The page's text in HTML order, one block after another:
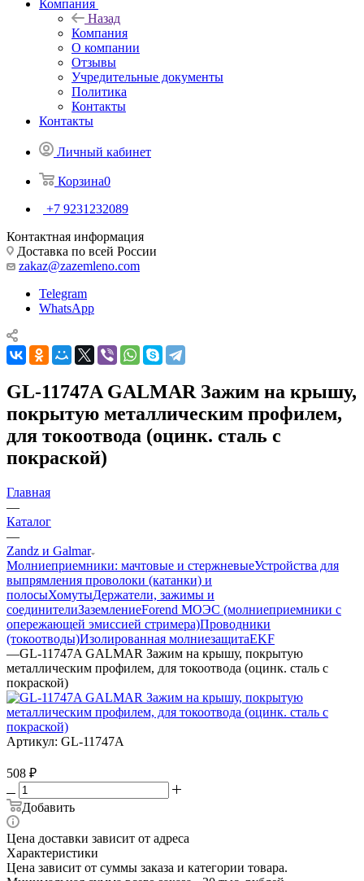
Компания
Назад
Компания
О компании
Отзывы
Учредительные документы
Политика
Контакты
Контакты
Личный кабинет
Корзина0
+7 9231232089
Контактная информация
Доставка по всей России
zakaz@zazemleno.com
Telegram
WhatsApp
GL-11747A GALMAR Зажим на крышу,
покрытую металлическим профилем,
для токоотвода (оцинк. сталь с
покраской)
Главная
—
Каталог
—
Zandz и Galmar
Молниеприемники: мачтовые и стержневыеУстройства для
выпрямления проволоки (катанки) и
полосыХомутыДержатели, зажимы и
соединителиЗаземлениеForend МОЭС (молниеприемники с
опережающей эмиссией стримера)Проводники
(токоотводы)Изолированная молниезащитаEKF
—GL-11747A GALMAR Зажим на крышу, покрытую
металлическим профилем, для токоотвода (оцинк. сталь с
покраской)
Артикул: GL-11747A
508 ₽
Добавить
Цена доставки зависит от адреса
Характеристики
Цена зависит от суммы заказа и категории товара.